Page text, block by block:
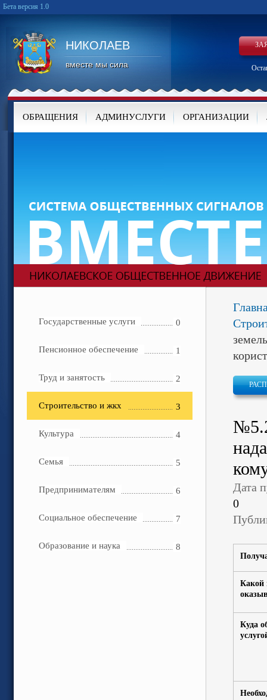
Бета версия 1.0
НИКОЛАЕВ
вместе мы сила
ОБРАЩЕНИЯ АДМИНУСЛУГИ ОРГАНИЗАЦИИ
0
Государственные услуги
1
Пенсионное обеспечение
2
Труд и занятость
3
Строительство и жкх
4
Культура
5
Семья
6
Предпринимателям
7
Социальное обеспечение
8
Образование и наука
Дата
0
Какой
Куда